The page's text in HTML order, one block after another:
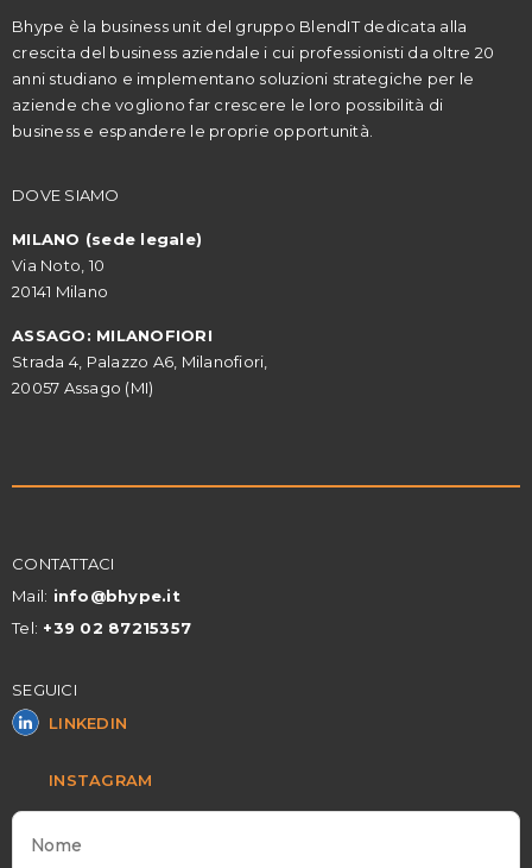
Bhype è la business unit del gruppo BlendIT dedicata alla
crescita del business aziendale i cui professionisti da oltre 20
anni studiano e implementano soluzioni strategiche per le
aziende che vogliono far crescere le loro possibilità di
business e espandere le proprie opportunità.
DOVE SIAMO
MILANO (sede legale)
Via Noto, 10
20141 Milano
ASSAGO: MILANOFIORI
Strada 4, Palazzo A6, Milanofiori,
20057 Assago (MI)
CONTATTACI
Mail: info@bhype.it
Tel: +39 02 87215357
SEGUICI
LINKEDIN
INSTAGRAM